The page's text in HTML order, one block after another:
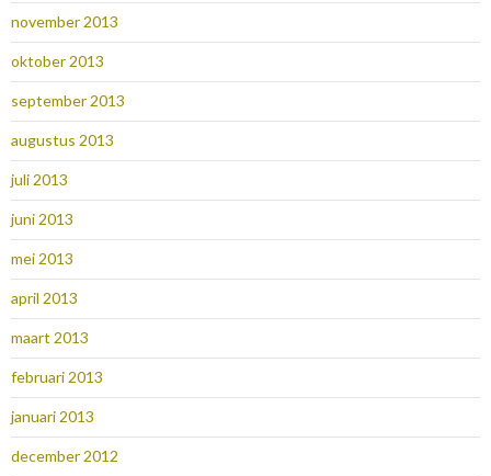
november 2013
oktober 2013
september 2013
augustus 2013
juli 2013
juni 2013
mei 2013
april 2013
maart 2013
februari 2013
januari 2013
december 2012